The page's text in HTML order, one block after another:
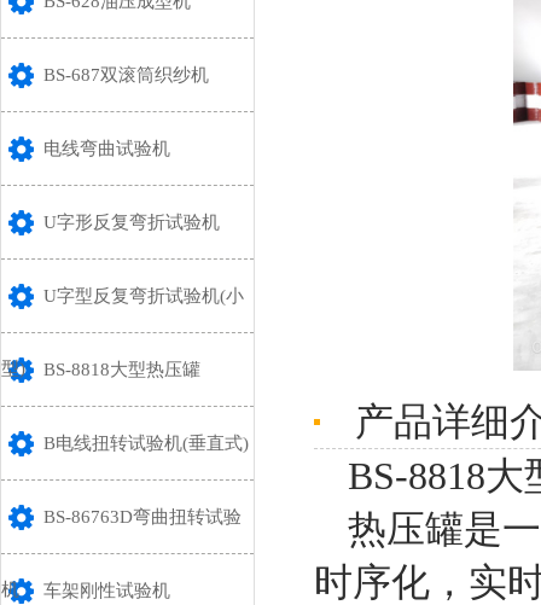
BS-687双滚筒织纱机
电线弯曲试验机
U字形反复弯折试验机
U字型反复弯折试验机(小
型) BS-8818大型热压罐
B电线扭转试验机(垂直式)
BS-86763D弯曲扭转试验
机 车架刚性试验机
产品详细
BS-8818
热压罐是
时序化，实